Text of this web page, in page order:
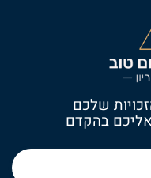
שלכם
בהקדם